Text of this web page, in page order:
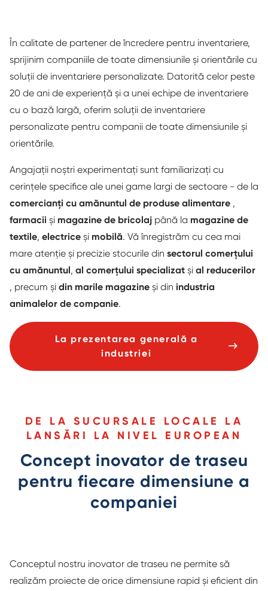
În calitate de partener de încredere pentru inventariere,
sprijinim companiile de toate dimensiunile și orientările cu
soluții de inventariere personalizate. Datorită celor peste
20 de ani de experiență și a unei echipe de inventariere
cu o bază largă, oferim soluții de inventariere
personalizate pentru companii de toate dimensiunile și
orientările.
Angajații noștri experimentați sunt familiarizați cu
cerințele specifice ale unei game largi de sectoare - de la
comercianți cu amănuntul de produse alimentare ,
farmacii și magazine de bricolaj până la magazine de
textile, electrice și mobilă. Vă înregistrăm cu cea mai
mare atenție și precizie stocurile din sectorul comerțului
cu amănuntul, al comerțului specializat și al reducerilor
, precum și din marile magazine și din industria
animalelor de companie.
La prezentarea generală a
industriei
DE LA SUCURSALE LOCALE LA
LANSĂRI LA NIVEL EUROPEAN
Concept inovator de traseu
pentru fiecare dimensiune a
companiei
Conceptul nostru inovator de traseu ne permite să
realizăm proiecte de orice dimensiune rapid și eficient din